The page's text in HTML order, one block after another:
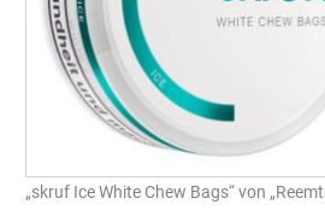
„skruf Ice White Chew Bags“ von